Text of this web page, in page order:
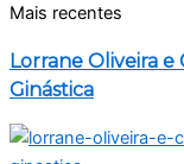
Mais recentes
Lorrane Oliveira e
Ginástica